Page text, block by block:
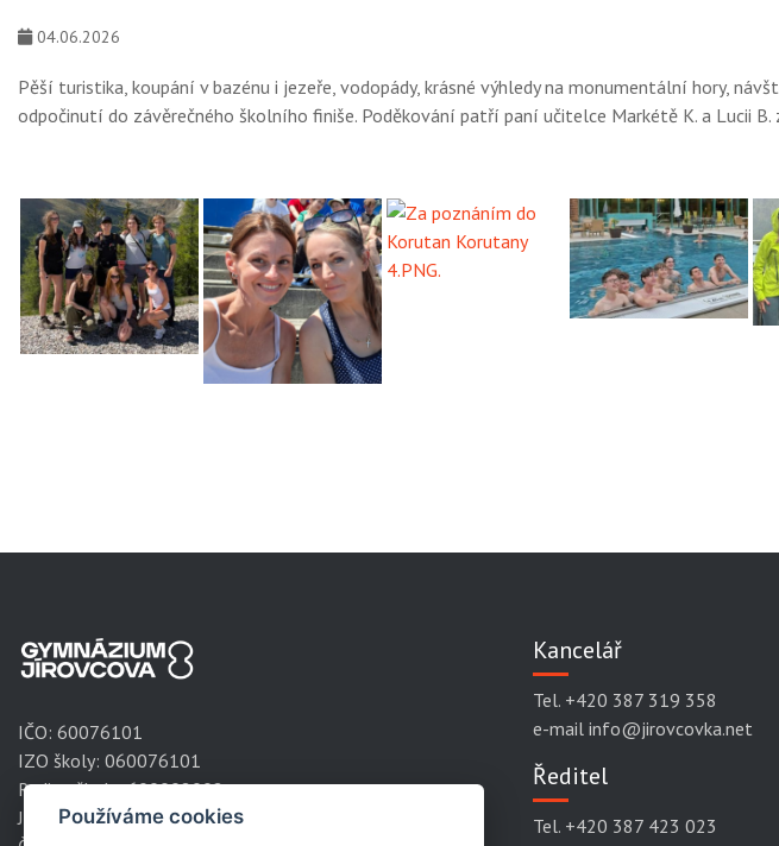
04.06.2026
Pěší turistika, koupání v bazénu i jezeře, vodopády, krásné výhledy na monumentální hory,
odpočinutí do závěrečného školního finiše. Poděkování patří paní učitelce Markétě K. a Lucii B.
IČO: 60076101
IZO školy: 060076101
Redizo školy: 600008002
Jírovcova 1788/8
Kancelář
Tel. +420 387 319 358
e-mail info@jirovcovka.net
Ředitel
Tel. +420 387 423 023
Používáme cookies